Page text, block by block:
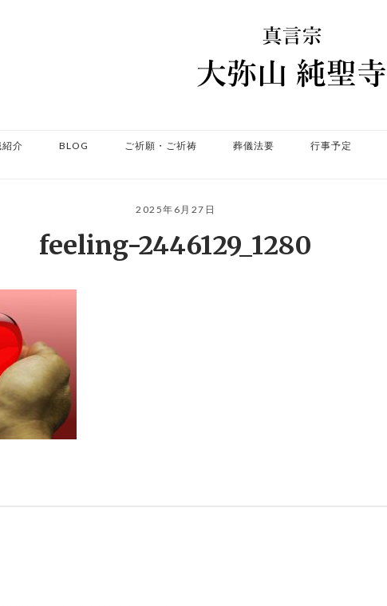
介 BLOG ご祈願・ご祈祷 葬儀法要 行事予定
2025年6月27日
feeling-2446129_1280